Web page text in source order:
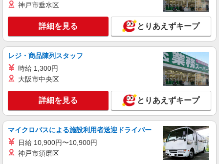
神戸市垂水区
詳細を見る とりあえずキープ
レジ・商品陳列スタッフ
時給 1,300円
大阪市中央区
詳細を見る とりあえずキープ
マイクロバスによる施設利用者送迎ドライバー
日給 10,900円〜10,900円
神戸市須磨区